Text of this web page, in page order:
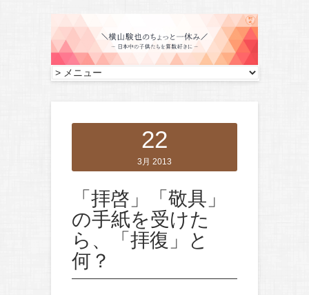
22
3月 2013
「拝啓」「敬具」
の手紙を受けた
ら、「拝復」と
何？